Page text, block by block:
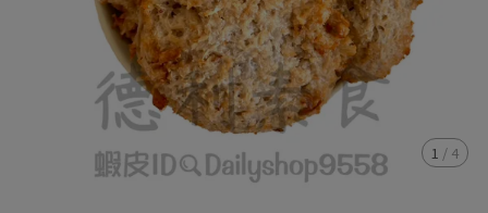
1 / 4